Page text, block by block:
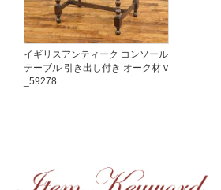
イギリスアンティーク コンソール
テーブル 引き出し付き オーク材 v
_59278